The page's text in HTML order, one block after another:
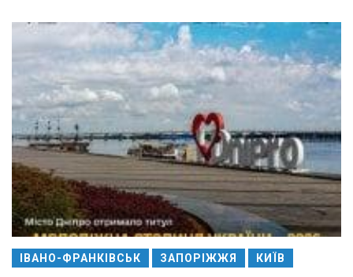
ІВАНО-ФРАНКІВСЬК ЗАПОРІЖЖЯ КИЇВ